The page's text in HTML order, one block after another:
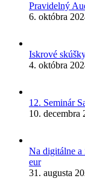
Pravidelný
6. októbra
Iskrové
4. októbra
12. Seminár
10. decembra
Na digitálne
eur
31. augusta